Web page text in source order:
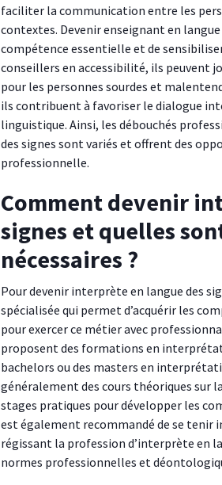
faciliter la communication entre les
contextes. Devenir enseignant en
compétence essentielle et de
conseillers en accessibilité, ils peuvent
pour les personnes sourdes et
ils contribuent à favoriser le dialogue
linguistique. Ainsi, les débouchés
des signes sont variés et offrent des
professionnelle.
Comment devenir
signes et quelles
nécessaires ?
Pour devenir interprète en langue des
spécialisée qui permet d’acquérir les
pour exercer ce métier avec
proposent des formations en
bachelors ou des masters en
généralement des cours théoriques sur
stages pratiques pour développer les
est également recommandé de se tenir
régissant la profession d’interprète en
normes professionnelles et